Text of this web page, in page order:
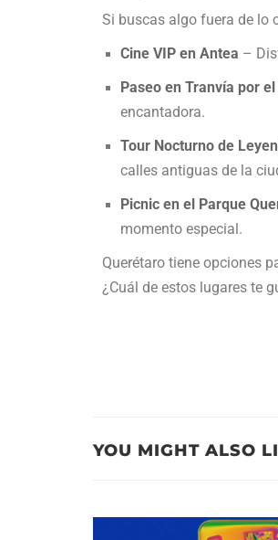
Si buscas algo fuera de lo
Cine VIP en Antea –
Paseo en Tranvía por
encantadora.
Tour Nocturno de
calles antiguas de la
Picnic en el Parque
momento especial.
Querétaro tiene opciones
¿Cuál de estos lugares te
YOU MIGHT ALSO